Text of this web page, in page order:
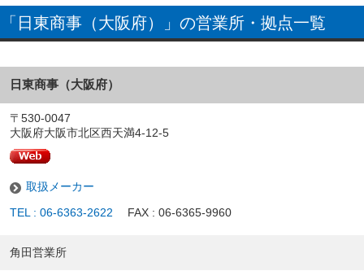
「日東商事（大阪府）」の営業所・拠点一覧
日東商事（大阪府）
〒530-0047
大阪府大阪市北区西天満4-12-5
取扱メーカー
TEL : 06-6363-2622 FAX : 06-6365-9960
角田営業所